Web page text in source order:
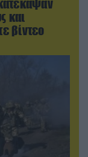
και
βίντεο